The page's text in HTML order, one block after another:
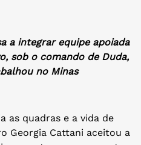
a integrar equipe apoiada
sob o comando de Duda,
no Minas
as quadras e a vida de
Georgia Cattani aceitou a